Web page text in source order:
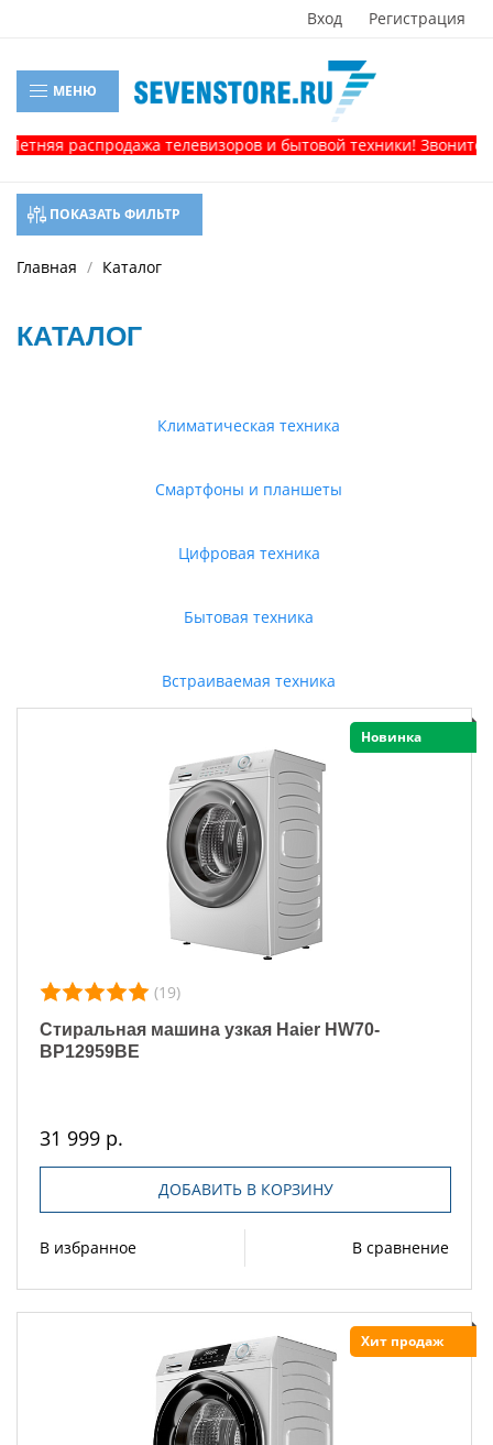
Вход Регистрация
МЕНЮ
распродажа телевизоров и бытовой техники! Звоните, и
ПОКАЗАТЬ ФИЛЬТР
Главная Каталог
КАТАЛОГ
Климатическая техника
Смартфоны и планшеты
Цифровая техника
Бытовая техника
Встраиваемая техника
Новинка
(19)
Стиральная машина узкая Haier HW70-
BP12959BE
31 999 р.
ДОБАВИТЬ В КОРЗИНУ
В избранное В сравнение
Хит продаж